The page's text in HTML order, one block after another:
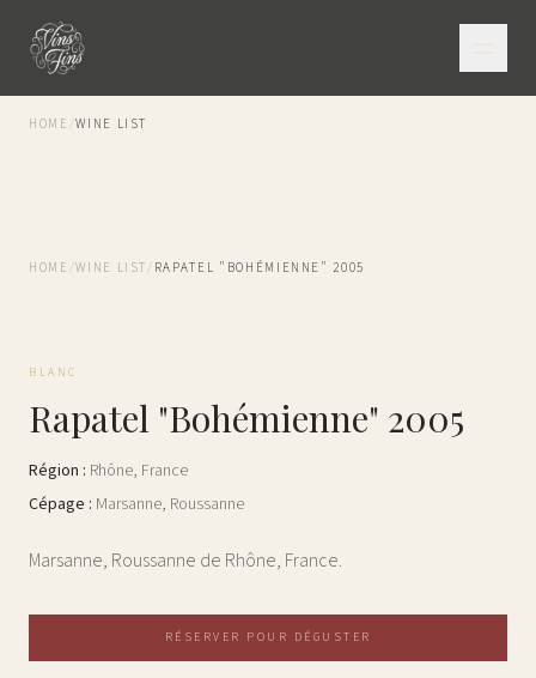
HOME /WINE LIST
HOME /WINE LIST/ RAPATEL "BOHÉMIENNE" 2005
BLANC
Rapatel "Bohémienne" 2005
Région : Rhône, France
Cépage : Marsanne, Roussanne
Marsanne, Roussanne de Rhône, France.
RÉSERVER POUR DÉGUSTER